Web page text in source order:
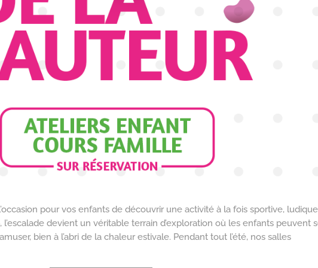
pour vos enfants de découvrir une activité à la fois sportive,
l’escalade devient un véritable terrain d’exploration où les enfants peuvent
bien à l’abri de la chaleur estivale. Pendant tout l’été, nos salles